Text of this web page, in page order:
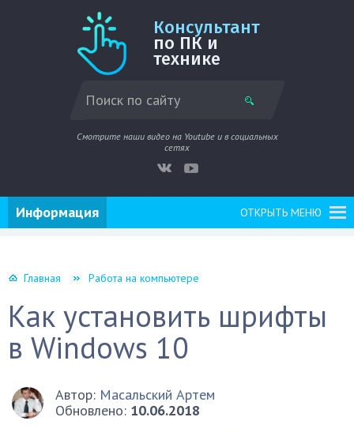
Консультант
по ПК и
технике
Смотрите наши видео на Youtube и в социальных
сетях
ОТКРЫТЬ МЕНЮ
Информация
Главная Работа на компьютере
Как установить шрифты
в Windows 10
Автор: Масальский Артем
Обновлено: 10.06.2018